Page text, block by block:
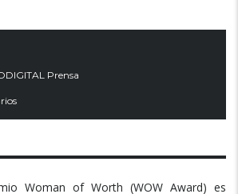
Prensa
Woman of Worth (WOW Award) es